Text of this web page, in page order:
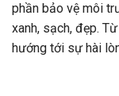
phần bảo vệ môi
xanh, sạch, đẹp.
hướng tới sự hài